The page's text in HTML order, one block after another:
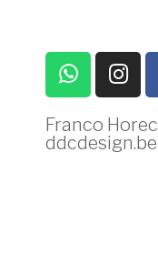
Franco
ddcdesign.be